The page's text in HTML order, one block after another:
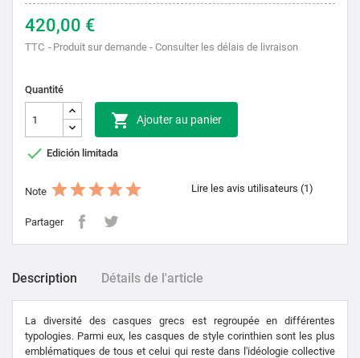
420,00 €
TTC Produit sur demande - Consulter les délais de livraison
Quantité
 Ajouter au panier
 Edición limitada
Note Lire les avis utilisateurs (1)
Partager
Description Détails de l'article
La diversité des casques grecs est regroupée en différentes
typologies. Parmi eux, les casques de style corinthien sont les plus
emblématiques de tous et celui qui reste dans l'idéologie collective